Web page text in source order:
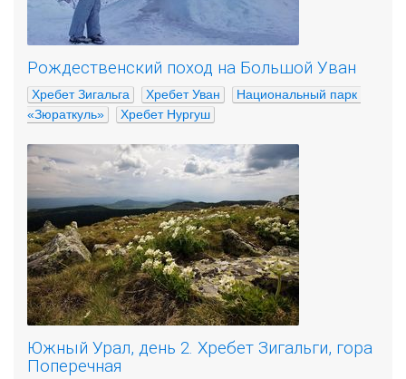
Рождественский поход на Большой Уван
Хребет Зигальга Хребет Уван
Национальный парк
«Зюраткуль»
Хребет Нургуш
Южный Урал, день 2. Хребет Зигальги, гора
Поперечная